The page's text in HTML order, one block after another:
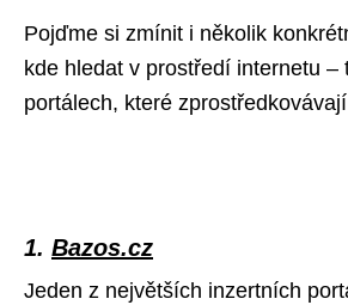
Pojďme si zmínit i několik
kde hledat v prostředí internetu –
portálech, které
1. Bazos.cz
Jeden z největších inzertních